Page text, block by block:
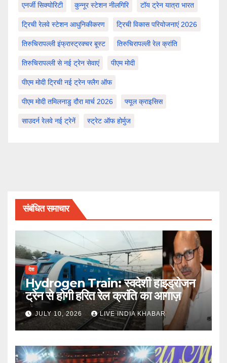
एनर्जी सिक्योरिटी कुन्नूर स्टेशन नीलगिरि टॉय ट्रेन यात्रा भारत
ट्रिची रेलवे स्टेशन आधुनिकीकरण ट्रिची विकास परियोजनाएं 2026
तिरुचिरापल्ली इंफ्रास्ट्रक्चर बूस्ट तिरुचिरापल्ली रेल क्रांति
तिरुचिरापल्ली से नई ट्रेन सेवाएं पीएम मोदी
पीएम मोदी ट्रिची नई ट्रेन फ्लैग ऑफ
पीएम मोदी तमिलनाडु दौरा मार्च 2026 फ्यूल क्राइसिस
साउदर्न रेलवे नई ट्रेनें स्ट्रेट ऑफ होर्मुज
संबंधित समाचार
देश
Hydrogen Train: स्वदेशी हाइड्रोजन
ट्रेन से होगी हरित रेल क्रांति का आगाज़
JULY 10, 2026 LIVE INDIA KHABAR